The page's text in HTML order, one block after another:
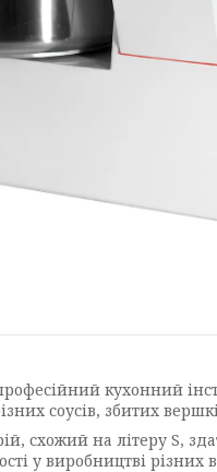
кухонний
соусів, збитих
схожий на літеру S,
у виробництві різних